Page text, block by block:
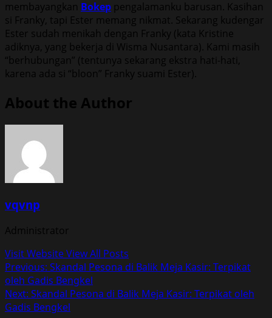
membayangkan Bokep pengalamanku barusan. Kasihan
si Franky, tapi Ester memang nikmat. Sekarang kudengar
Ester sudah menikah dengan Franky (kata Kristine
adiknya, yang bekerja di Wisma Nusantara). Kami masih
“berhubungan” (tentunya sekarang ekstra hati-hati,
karena ada si “bloon” Franky suami Ester).
About the Author
vqvnp
Administrator
Visit WebsiteView All Posts
Post
navigation
Previous: Skandal Pesona di Balik Meja Kasir: Terpikat
oleh Gadis Bengkel
Next: Skandal Pesona di Balik Meja Kasir: Terpikat oleh
Gadis Bengkel